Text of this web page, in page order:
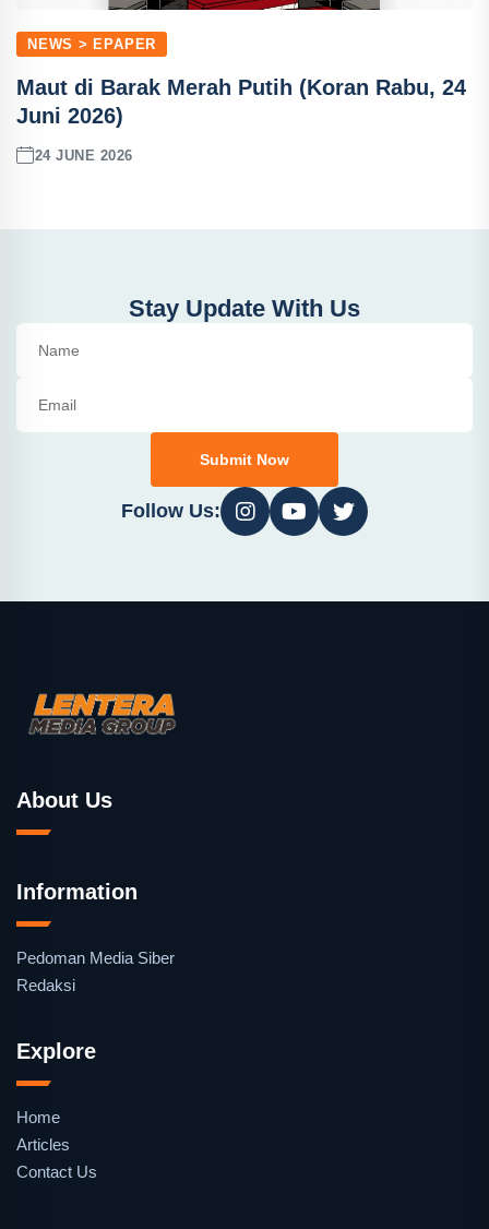
NEWS > EPAPER
Maut di Barak Merah Putih (Koran Rabu, 24
Juni 2026)
24 JUNE 2026
Stay Update With Us
Submit Now
Follow Us:
About Us
Information
Pedoman Media Siber
Redaksi
Explore
Home
Articles
Contact Us